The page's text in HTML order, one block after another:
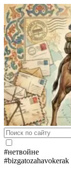
#нетвойне
#bizgatozahavokerak